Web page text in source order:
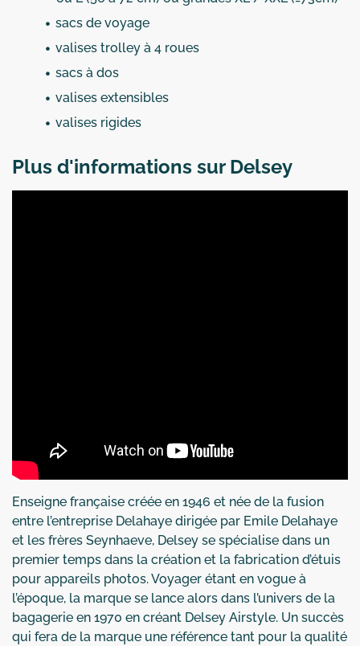
sacs de voyage
valises trolley à 4 roues
sacs à dos
valises extensibles
valises rigides
Plus d'informations sur Delsey
Enseigne française créée en 1946 et née de la fusion
entre l’entreprise Delahaye dirigée par Emile Delahaye
et les frères Seynhaeve, Delsey se spécialise dans un
premier temps dans la création et la fabrication d’étuis
pour appareils photos. Voyager étant en vogue à
l’époque, la marque se lance alors dans l’univers de la
bagagerie en 1970 en créant Delsey Airstyle. Un succès
qui fera de la marque une référence tant pour la qualité